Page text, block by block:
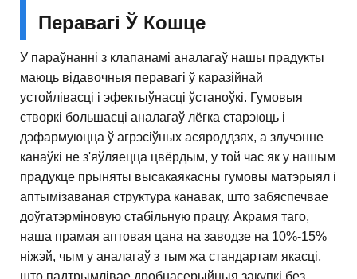
Перавагі Ў Кошце
У параўнанні з клапанамі аналагаў нашы прадукты
маюць відавочныя перавагі ў каразійнай
устойлівасці і эфектыўнасці ўстаноўкі. Гумовыя
створкі большасці аналагаў лёгка старэюць і
дэфармуюцца ў агрэсіўных асяроддзях, а злучэнне
канаўкі не з'яўляецца цвёрдым, у той час як у нашым
прадукце прыняты высакаякасны гумовы матэрыял і
аптымізаваная структура канавак, што забяспечвае
доўгатэрміновую стабільную працу. Акрамя таго,
наша прамая аптовая цана на заводзе на 10%-15%
ніжэй, чым у аналагаў з тым жа стандартам якасці,
што падтрымлівае дробнасерыйныя закупкі без